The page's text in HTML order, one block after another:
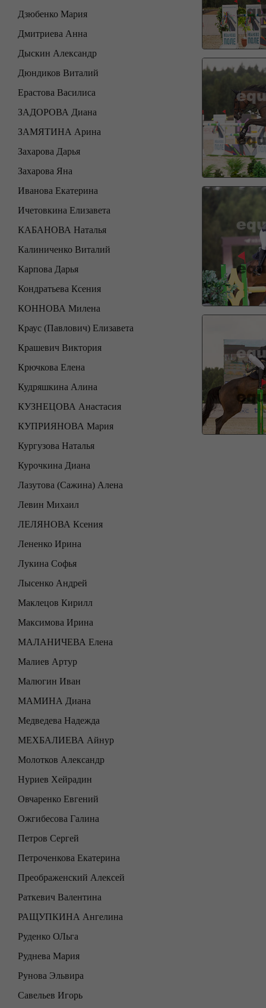
Дзюбенко Мария
Дмитриева Анна
Дыскин Александр
Дюндиков Виталий
Ерастова Василиса
ЗАДОРОВА Диана
ЗАМЯТИНА Арина
Захарова Дарья
Захарова Яна
Иванова Екатерина
Ичетовкина Елизавета
КАБАНОВА Наталья
Калиниченко Виталий
Карпова Дарья
Кондратьева Ксения
КОННОВА Милена
Краус (Павлович) Елизавета
Крашевич Виктория
Крючкова Елена
Кудряшкина Алина
КУЗНЕЦОВА Анастасия
КУПРИЯНОВА Мария
Кургузова Наталья
Курочкина Диана
Лазутова (Сажина) Алена
Левин Михаил
ЛЕЛЯНОВА Ксения
Лененко Ирина
Лукина Софья
Лысенко Андрей
Маклецов Кирилл
Максимова Ирина
МАЛАНИЧЕВА Елена
Малиев Артур
Малюгин Иван
МАМИНА Диана
Медведева Надежда
МЕХБАЛИЕВА Айнур
Молотков Александр
Нуриев Хейрадин
Овчаренко Евгений
Ожгибесова Галина
Петров Сергей
Петроченкова Екатерина
Преображенский Алексей
Раткевич Валентина
РАЩУПКИНА Ангелина
Руденко ОЛьга
Руднева Мария
Рунова Эльвира
Савельев Игорь